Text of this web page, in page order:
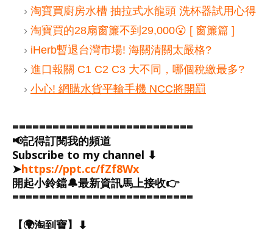
淘寶買廚房水槽 抽拉式水龍頭 洗杯器試用心得
淘寶買的28扇窗簾不到29,000😮 [ 窗簾篇 ]
iHerb暫退台灣市場! 海關清關太嚴格?
進口報關 C1 C2 C3 大不同，哪個稅繳最多?
小心! 網購水貨平輸手機 NCC將開罰
===========================
📢記得訂閱我的頻道
Subscribe to my channel ⬇︎
➤https://ppt.cc/fZf8Wx
開起小鈴鐺🔔最新資訊馬上接收👉
===========================
【🌍淘到寶】⬇︎